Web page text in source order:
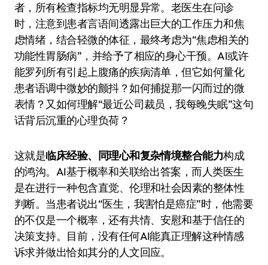
者，所有检查指标均无明显异常。老医生在问诊
时，注意到患者言语间透露出巨大的工作压力和焦
虑情绪，结合轻微的体征，最终考虑为“焦虑相关的
功能性胃肠病”，并给予了相应的身心干预。AI或许
能罗列所有引起上腹痛的疾病清单，但它如何量化
患者语调中微妙的颤抖？如何捕捉那一闪而过的微
表情？又如何理解“最近公司裁员，我每晚失眠”这句
话背后沉重的心理负荷？
这就是临床经验、同理心和复杂情境整合能力构成
的鸿沟。AI基于概率和关联给出答案，而人类医生
是在进行一种包含直觉、伦理和社会因素的整体性
判断。当患者说出“医生，我害怕是癌症”时，他需要
的不仅是一个概率，还有共情、安慰和基于信任的
决策支持。目前，没有任何AI能真正理解这种情感
诉求并做出恰如其分的人文回应。